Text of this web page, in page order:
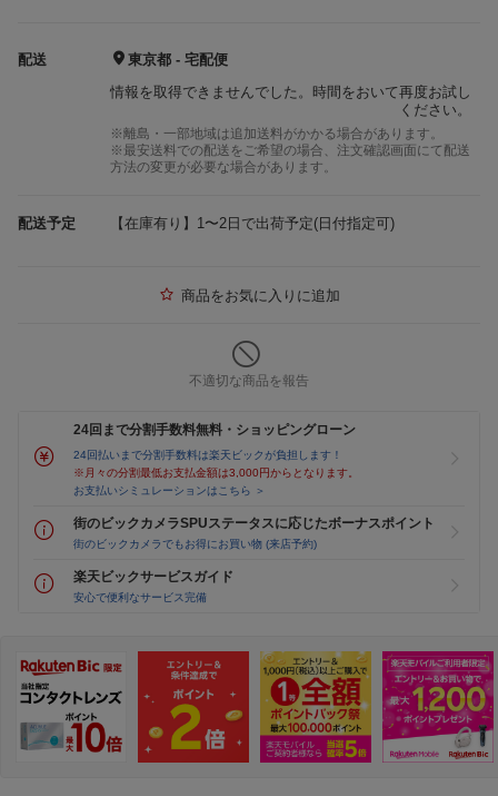
配送
東京都 - 宅配便
情報を取得できませんでした。時間をおいて再度お試し
ください。
※離島・一部地域は追加送料がかかる場合があります。
※最安送料での配送をご希望の場合、注文確認画面にて配送
方法の変更が必要な場合があります。
配送予定 【在庫有り】1〜2日で出荷予定(日付指定可)
商品をお気に入りに追加
不適切な商品を報告
24回まで分割手数料無料・ショッピングローン
24回払いまで分割手数料は楽天ビックが負担します！
※月々の分割最低お支払金額は3,000円からとなります。
お支払いシミュレーションはこちら ＞
街のビックカメラSPUステータスに応じたボーナスポイント
街のビックカメラでもお得にお買い物 (来店予約)
楽天ビックサービスガイド
安心で便利なサービス完備